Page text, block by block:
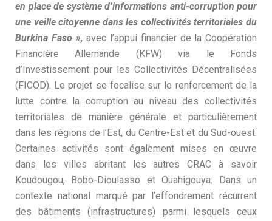
en place de système d’informations anti-corruption pour
une veille citoyenne dans les collectivités territoriales du
Burkina Faso », avec l’appui financier de la Coopération
Financière Allemande (KFW) via le Fonds
d’Investissement pour les Collectivités Décentralisées
(FICOD). Le projet se focalise sur le renforcement de la
lutte contre la corruption au niveau des collectivités
territoriales de manière générale et particulièrement
dans les régions de l’Est, du Centre-Est et du Sud-ouest.
Certaines activités sont également mises en œuvre
dans les villes abritant les autres CRAC à savoir
Koudougou, Bobo-Dioulasso et Ouahigouya. Dans un
contexte national marqué par l’effondrement récurrent
des bâtiments (infrastructures) parmi lesquels ceux